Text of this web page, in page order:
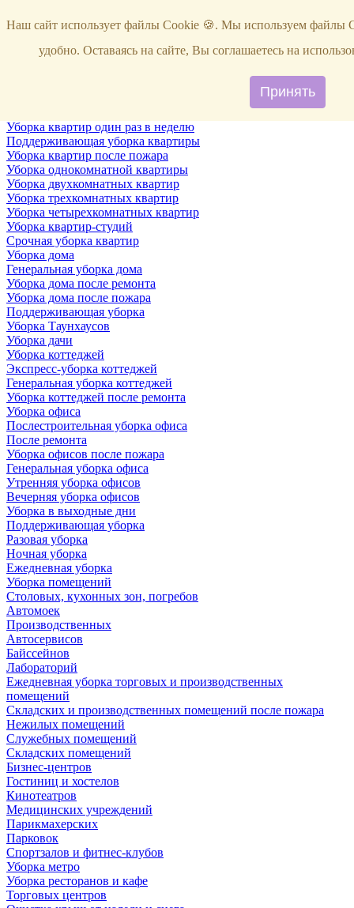
Уборка
Уборка снега
Уборка квартир один раз в неделю
Поддерживающая уборка квартиры
Уборка квартир после пожара
Уборка однокомнатной квартиры
Уборка двухкомнатных квартир
Уборка трехкомнатных квартир
Уборка четырехкомнатных квартир
Уборка квартир-студий
Срочная уборка квартир
Уборка дома
Генеральная уборка дома
Уборка дома после ремонта
Уборка дома после пожара
Поддерживающая уборка
Уборка Таунхаусов
Уборка дачи
Уборка коттеджей
Экспресс-уборка коттеджей
Генеральная уборка коттеджей
Уборка коттеджей после ремонта
Уборка офиса
Послестроительная уборка офиса
После ремонта
Уборка офисов после пожара
Генеральная уборка офиса
Утренняя уборка офисов
Вечерняя уборка офисов
Уборка в выходные дни
Поддерживающая уборка
Разовая уборка
Ночная уборка
Ежедневная уборка
Уборка помещений
Столовых, кухонных зон, погребов
Автомоек
Производственных
Автосервисов
Байссейнов
Лабораторий
Ежедневная уборка торговых и производственных
помещений
Складских и производственных помещений после пожара
Нежилых помещений
Служебных помещений
Складских помещений
Бизнес-центров
Гостиниц и хостелов
Кинотеатров
Медицинских учреждений
Парикмахерских
Парковок
Спортзалов и фитнес-клубов
Уборка метро
Уборка ресторанов и кафе
Торговых центров
Наш сайт использует файлы Cookie 🍪. Мы используем файлы
удобно. Оставаясь на сайте, Вы соглашаетесь на
Принять